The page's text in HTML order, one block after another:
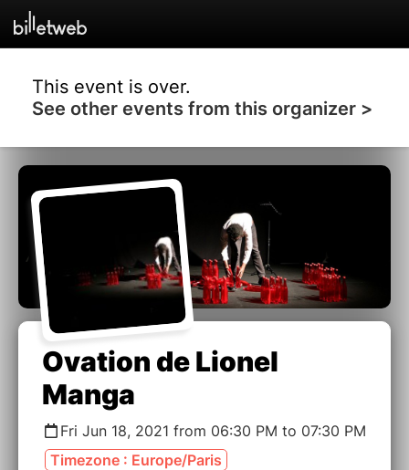
This event is over.
See other events from this organizer >
Ovation de Lionel
Manga
Fri Jun 18, 2021 from 06:30 PM to 07:30 PM
Timezone : Europe/Paris